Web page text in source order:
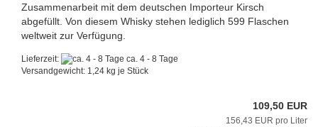
Zusammenarbeit mit dem deutschen Importeur Kirsch
abgefüllt. Von diesem Whisky stehen lediglich 599 Flaschen
weltweit zur Verfügung.
Lieferzeit:
ca. 4 - 8 Tage
Versandgewicht: 1,24 kg je Stück
109,50 EUR
156,43 EUR pro Liter